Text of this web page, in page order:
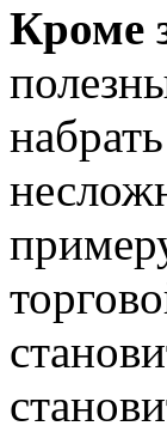
Кроме